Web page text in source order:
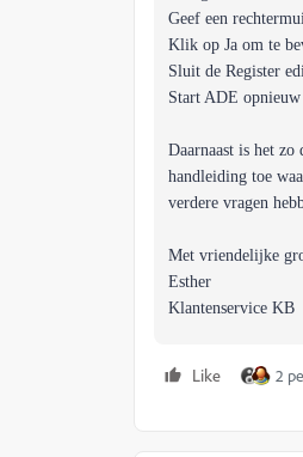
Geef een
Klik op Ja om te
Sluit de Register
Start ADE
Daarnaast is het
handleiding toe
verdere vragen
Met vriendelijke
Esther
Klantenservice KB
Like 2